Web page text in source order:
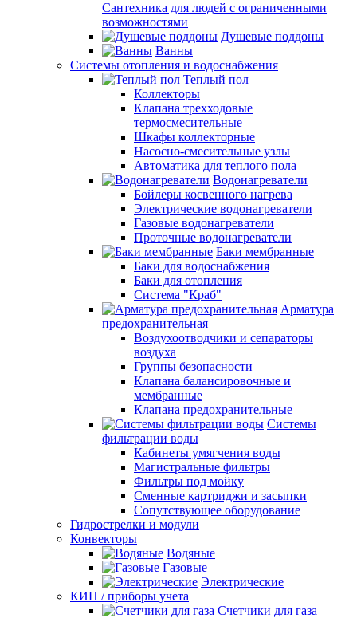
Сантехника для людей с ограниченными
возможностями
Душевые поддоны
Ванны
Системы отопления и водоснабжения
Теплый пол
Коллекторы
Клапана трехходовые
термосмесительные
Шкафы коллекторные
Насосно-смесительные узлы
Автоматика для теплого пола
Водонагреватели
Бойлеры косвенного нагрева
Электрические водонагреватели
Газовые водонагреватели
Проточные водонагреватели
Баки мембранные
Баки для водоснабжения
Баки для отопления
Система "Краб"
Арматура
предохранительная
Воздухоотводчики и сепараторы
воздуха
Группы безопасности
Клапана балансировочные и
мембранные
Клапана предохранительные
Системы
фильтрации воды
Кабинеты умягчения воды
Магистральные фильтры
Фильтры под мойку
Сменные картриджи и засыпки
Сопутствующее оборудование
Гидрострелки и модули
Конвекторы
Водяные
Газовые
Электрические
КИП / приборы учета
Счетчики для газа